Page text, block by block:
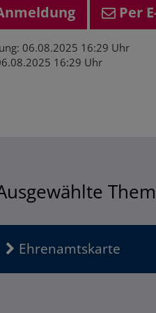
Per
06.08.2025 16:29 Uhr
16:29 Uhr
Ehrenamtskarte